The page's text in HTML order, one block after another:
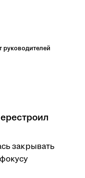
руководителей
закрывать